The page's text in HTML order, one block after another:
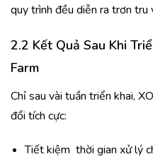
quy trình đều diễn ra trơn tru
2.2 Kết Quả Sau Khi
Farm
Chỉ sau vài tuần triển khai,
đổi tích cực:
Tiết kiệm thời gian xử lý